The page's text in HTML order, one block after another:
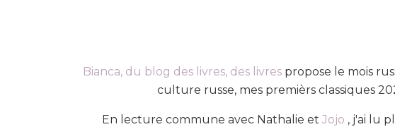
Bianca, du blog des livres, des livrespropose le mois
culture russe, mes premièrs classiques
En lecture commune avec Nathalie et Jojo , j'ai lu